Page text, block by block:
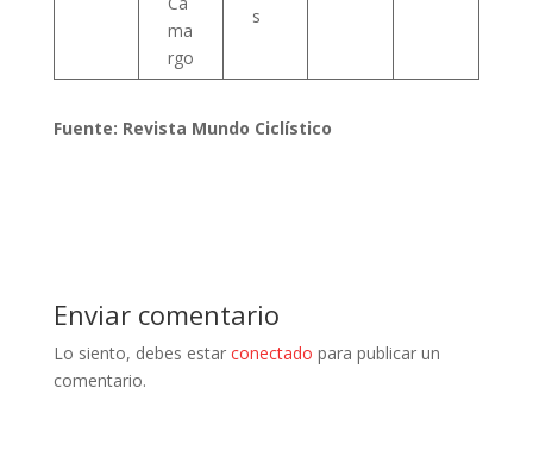
ma
rgo
s
Fuente: Revista Mundo Ciclístico
Enviar comentario
Lo siento, debes estar conectado para publicar un
comentario.